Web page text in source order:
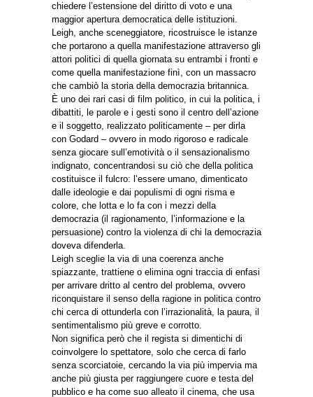
chiedere l’estensione del diritto di voto e una
maggior apertura democratica delle istituzioni.
Leigh, anche sceneggiatore, ricostruisce le istanze
che portarono a quella manifestazione attraverso gli
attori politici di quella giornata su entrambi i fronti e
come quella manifestazione finì, con un massacro
che cambiò la storia della democrazia britannica.
È uno dei rari casi di film politico, in cui la politica, i
dibattiti, le parole e i gesti sono il centro dell’azione
e il soggetto, realizzato politicamente – per dirla
con Godard – ovvero in modo rigoroso e radicale
senza giocare sull’emotività o il sensazionalismo
indignato, concentrandosi su ciò che della politica
costituisce il fulcro: l’essere umano, dimenticato
dalle ideologie e dai populismi di ogni risma e
colore, che lotta e lo fa con i mezzi della
democrazia (il ragionamento, l’informazione e la
persuasione) contro la violenza di chi la democrazia
doveva difenderla.
Leigh sceglie la via di una coerenza anche
spiazzante, trattiene o elimina ogni traccia di enfasi
per arrivare dritto al centro del problema, ovvero
riconquistare il senso della ragione in politica contro
chi cerca di ottunderla con l’irrazionalità, la paura, il
sentimentalismo più greve e corrotto.
Non significa però che il regista si dimentichi di
coinvolgere lo spettatore, solo che cerca di farlo
senza scorciatoie, cercando la via più impervia ma
anche più giusta per raggiungere cuore e testa del
pubblico e ha come suo alleato il cinema, che usa